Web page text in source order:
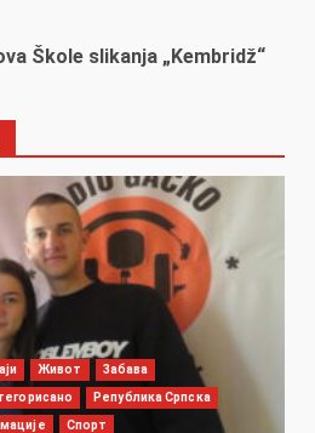
Škole slikanja „Kembridž“
Живот Забава
Република Српска
Спорт